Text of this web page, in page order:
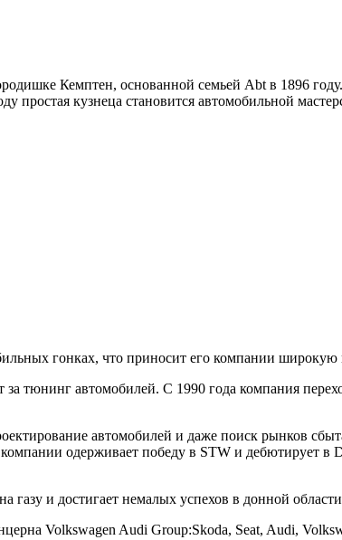
Кемптен, основанной семьей Abt в 1896
кузнеца становится автомобильной
гонках, что приносит его компании широкую
тюнинг автомобилей. С 1990 года компания
автомобилей и даже поиск рынков
одерживает победу в STW и дебютирует
газу и достигает немалых успехов в донной
Volkswagen Audi Group:Skoda, Seat, Audi,